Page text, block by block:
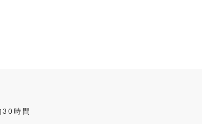
30時間